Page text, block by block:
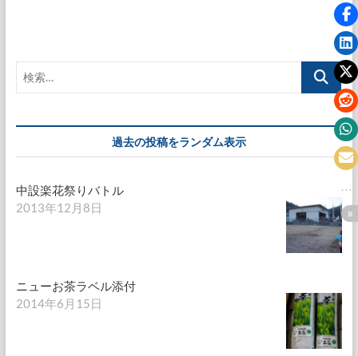
ゲ
ー
ョ
ン
過去の投稿をランダム表示
中設楽花祭りバトル
2013年12月8日
ニューお茶ラベル添付
2014年6月15日